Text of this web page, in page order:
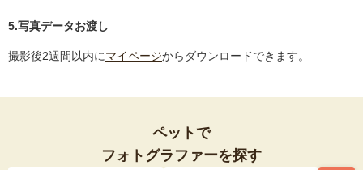
5.写真データお渡し
撮影後2週間以内にマイページからダウンロードできます。
ペットで
フォトグラファーを探す